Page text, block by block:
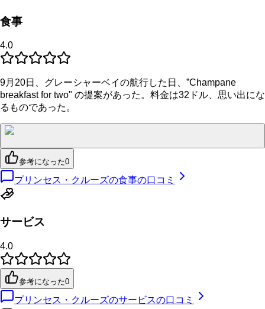
食事
4.0
9月20日、グレーシャーベイの航行した日、”Champane
breakfast for two" の提案があった。料金は32ドル、思い出にな
るものであった。
参考になった0
プリンセス・クルーズの食事の口コミ
サービス
4.0
参考になった0
プリンセス・クルーズのサービスの口コミ